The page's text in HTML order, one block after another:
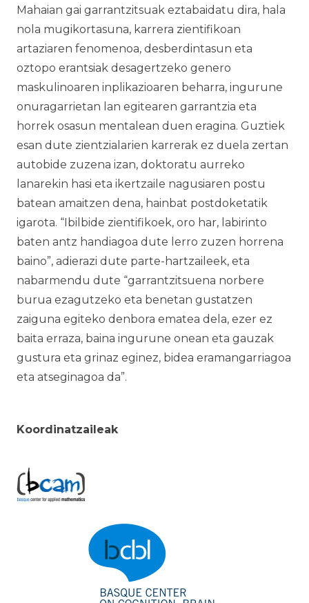
Mahaian gai garrantzitsuak eztabaidatu dira, hala
nola mugikortasuna, karrera zientifikoan
artaziaren fenomenoa, desberdintasun eta
oztopo erantsiak desagertzeko genero
maskulinoaren inplikazioaren beharra, ingurune
onuragarrietan lan egitearen garrantzia eta
horrek osasun mentalean duen eragina. Guztiek
esan dute zientzialarien karrerak ez duela zertan
autobide zuzena izan, doktoratu aurreko
lanarekin hasi eta ikertzaile nagusiaren postu
batean amaitzen dena, hainbat postdoketatik
igarota. “Ibilbide zientifikoek, oro har, labirinto
baten antz handiagoa dute lerro zuzen horrena
baino”, adierazi dute parte-hartzaileek, eta
nabarmendu dute “garrantzitsuena norbere
burua ezagutzeko eta benetan gustatzen
zaiguna egiteko denbora ematea dela, ezer ez
baita erraza, baina ingurune onean eta gauzak
gustura eta grinaz eginez, bidea eramangarriagoa
eta atseginagoa da”.
Koordinatzaileak